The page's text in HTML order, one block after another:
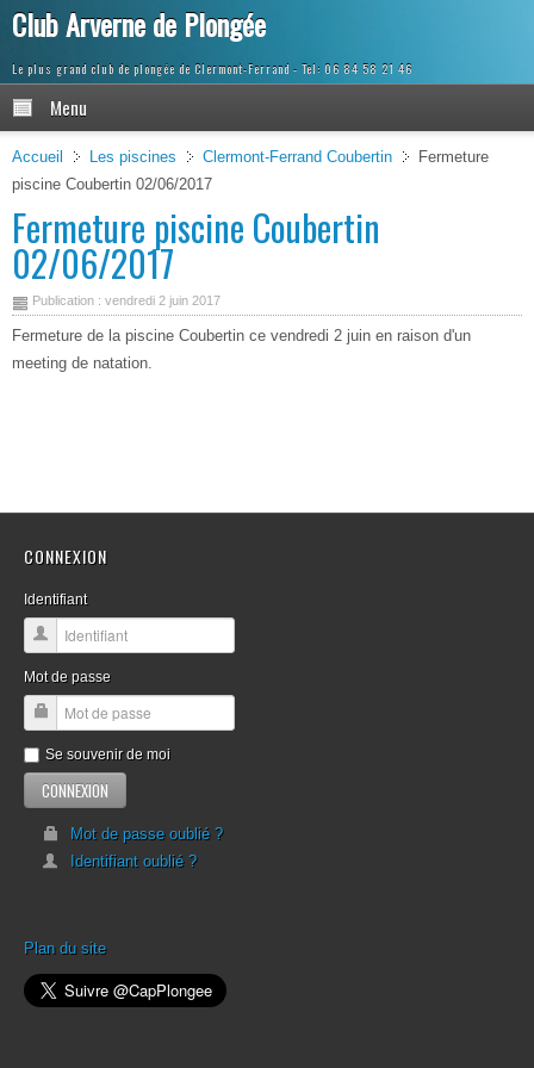
Club Arverne de Plongée
Le plus grand club de plongée de Clermont-Ferrand
Menu
Accueil Les piscines Clermont-Ferrand Coubertin
Fermeture
piscine Coubertin 02/06/2017
Fermeture piscine Coubertin
02/06/2017
Publication : vendredi 2 juin 2017
Fermeture de la piscine Coubertin ce vendredi 2 juin en raison d'un
meeting de natation.
CONNEXION
Identifiant
Mot de passe
Se souvenir de moi
Mot de passe oublié ?
Identifiant oublié ?
Plan du site